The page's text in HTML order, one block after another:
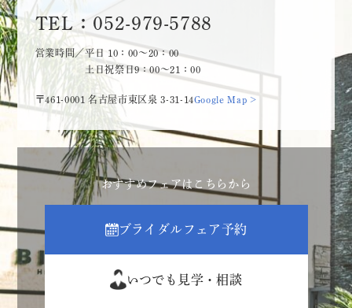
TEL：052-979-5788
営業時間／平日 10：00～20：00
土日祝祭日9：00～21：00
〒461-0001 名古屋市東区泉 3-31-14Google Map >
おすすめフェアはこちらから
ブライダルフェア予約
いつでも見学・相談